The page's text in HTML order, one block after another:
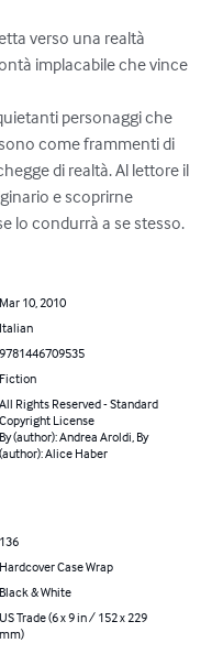
verso una realtà
implacabile che vince
personaggi che
come frammenti di
di realtà. Al lettore il
e scoprirne
lo condurrà a se stesso.
Mar 10, 2010
Italian
9781446709535
Fiction
All Rights Reserved - Standard
Copyright License
By (author): Andrea Aroldi, By
(author): Alice Haber
136
Hardcover Case Wrap
Black & White
US Trade (6 x 9 in / 152 x 229
mm)